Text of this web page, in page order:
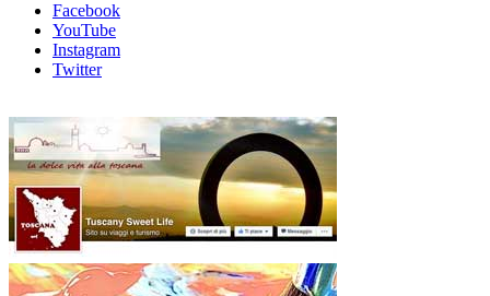
Facebook
YouTube
Instagram
Twitter